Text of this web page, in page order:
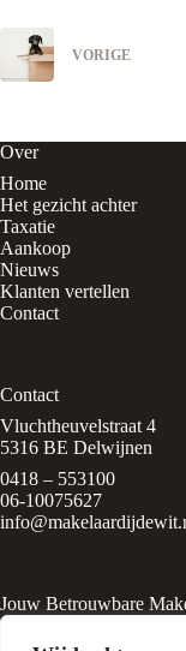
VORIGE
Over
Home
Het gezicht achter
Taxatie
Aankoop
Nieuws
Klanten vertellen
Contact
Contact
Vluchtheuvelstraat 4
5316 BE Delwijnen
0418 – 553100
06-10075627
Jouw Betrouwbare